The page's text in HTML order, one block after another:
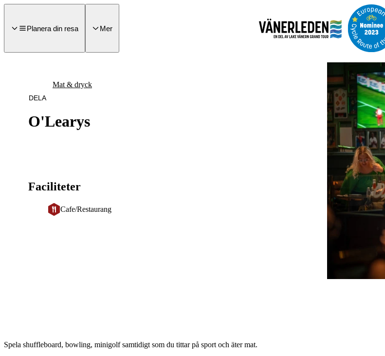
till
Planera din resa
Mer
O'Learys
Mat & dryck
DELA
Faciliteter
Cafe/Restaurang
Bildspel
bilder
Spela shuffleboard, bowling, minigolf samtidigt som du tittar på sport och äter mat.